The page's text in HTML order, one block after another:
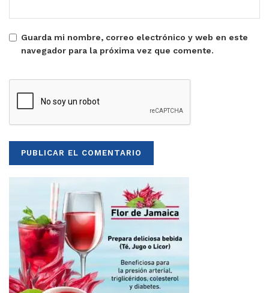
Guarda mi nombre, correo electrónico y web en este
navegador para la próxima vez que comente.